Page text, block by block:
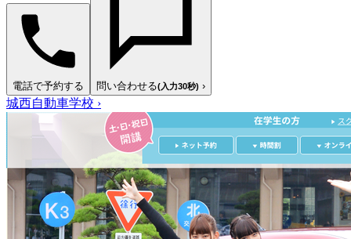
電話で予約する 問い合わせる(入力30秒) ›
城西自動車学校 ›